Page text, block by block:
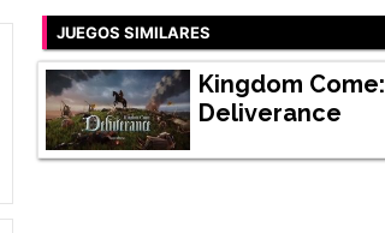
JUEGOS SIMILARES
Kingdom Come:
Deliverance